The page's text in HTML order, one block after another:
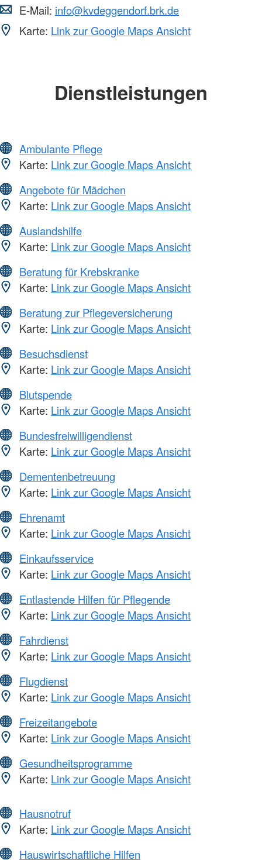
E-Mail: info@kvdeggendorf.brk.de
Karte: Link zur Google Maps Ansicht
Dienstleistungen
Ambulante Pflege
Karte: Link zur Google Maps Ansicht
Angebote für Mädchen
Karte: Link zur Google Maps Ansicht
Auslandshilfe
Karte: Link zur Google Maps Ansicht
Beratung für Krebskranke
Karte: Link zur Google Maps Ansicht
Beratung zur Pflegeversicherung
Karte: Link zur Google Maps Ansicht
Besuchsdienst
Karte: Link zur Google Maps Ansicht
Blutspende
Karte: Link zur Google Maps Ansicht
Bundesfreiwilligendienst
Karte: Link zur Google Maps Ansicht
Dementenbetreuung
Karte: Link zur Google Maps Ansicht
Ehrenamt
Karte: Link zur Google Maps Ansicht
Einkaufsservice
Karte: Link zur Google Maps Ansicht
Entlastende Hilfen für Pflegende
Karte: Link zur Google Maps Ansicht
Fahrdienst
Karte: Link zur Google Maps Ansicht
Flugdienst
Karte: Link zur Google Maps Ansicht
Freizeitangebote
Karte: Link zur Google Maps Ansicht
Gesundheitsprogramme
Karte: Link zur Google Maps Ansicht
Hausnotruf
Karte: Link zur Google Maps Ansicht
Hauswirtschaftliche Hilfen